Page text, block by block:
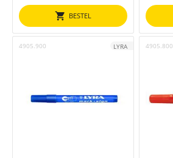
BESTEL
4905.900 LYRA 4905.800